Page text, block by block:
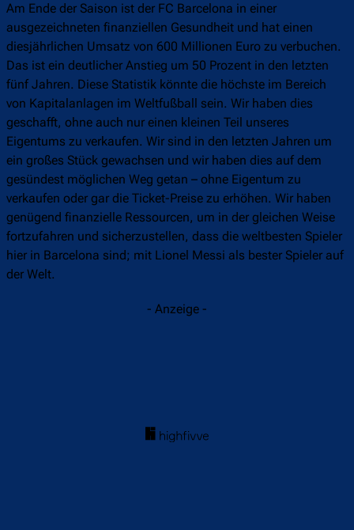
Am Ende der Saison ist der FC Barcelona in einer
ausgezeichneten finanziellen Gesundheit und hat einen
diesjährlichen Umsatz von 600 Millionen Euro zu verbuchen.
Das ist ein deutlicher Anstieg um 50 Prozent in den letzten
fünf Jahren. Diese Statistik könnte die höchste im Bereich
von Kapitalanlagen im Weltfußball sein. Wir haben dies
geschafft, ohne auch nur einen kleinen Teil unseres
Eigentums zu verkaufen. Wir sind in den letzten Jahren um
ein großes Stück gewachsen und wir haben dies auf dem
gesündest möglichen Weg getan – ohne Eigentum zu
verkaufen oder gar die Ticket-Preise zu erhöhen. Wir haben
genügend finanzielle Ressourcen, um in der gleichen Weise
fortzufahren und sicherzustellen, dass die weltbesten Spieler
hier in Barcelona sind; mit Lionel Messi als bester Spieler auf
der Welt.
- Anzeige -